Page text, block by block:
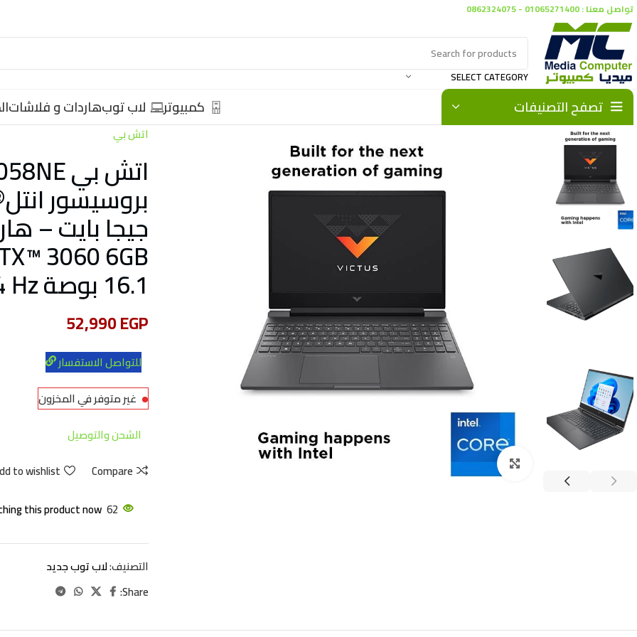
تواصل معنا : 01065271400 - 0862324075
SELECT CATEGORY
تصفح التصنيفات كمبيوتر لاب توبهاردات و فلاشات
Click to enlarge
اتش بي
16.1 بوصة FHD – 144 Hz
52,990EGP
للتواصل الاستفسار
غير متوفر في المخزون
الشحن والتوصيل
Compare
to wishlist
62
this product now!
التصنيف:لاب توب جديد
Share: